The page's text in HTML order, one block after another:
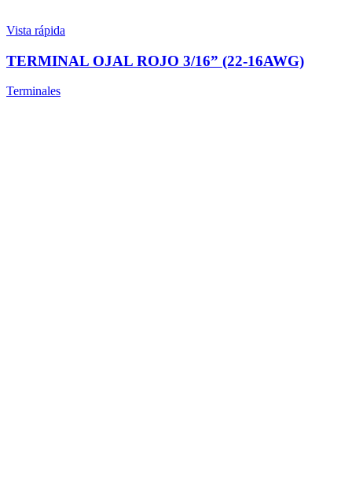
Vista rápida
TERMINAL OJAL ROJO 3/16” (22-16AWG)
Terminales